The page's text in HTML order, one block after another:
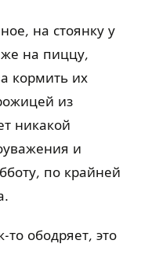
на стоянку у
на пиццу,
кормить их
из
никакой
и
по крайней
то ободряет, это